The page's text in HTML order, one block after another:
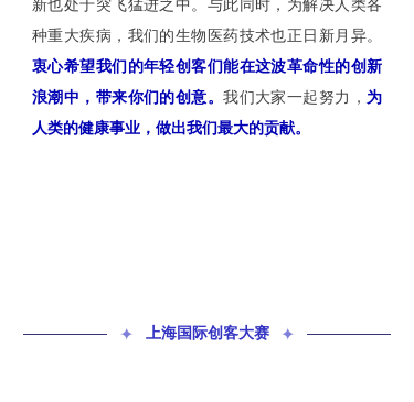
种重大疾病，我们的生物医药技术也正日新月异。
衷心希望我们的年轻创客们能在这波革命性的创新
浪潮中，带来你们的创意。我们大家一起努力， 为
人类的健康事业，做出我们最大的贡献。
✦ 上海国际创客大赛 ✦